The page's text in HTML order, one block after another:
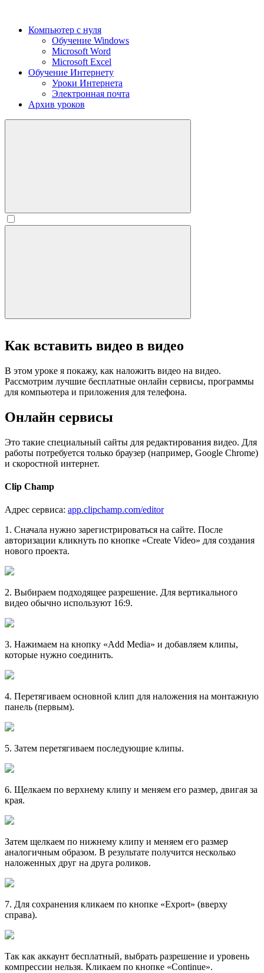
Компьютер с нуля
Обучение Windows
Microsoft Word
Microsoft Excel
Обучение Интернету
Уроки Интернета
Электронная почта
Архив уроков
Как вставить видео в видео
В этом уроке я покажу, как наложить видео на видео.
Рассмотрим лучшие бесплатные онлайн сервисы, программы
для компьютера и приложения для телефона.
Онлайн сервисы
Это такие специальный сайты для редактирования видео. Для
работы потребуется только браузер (например, Google Chrome)
и скоростной интернет.
Clip Champ
Адрес сервиса: app.clipchamp.com/editor
1 . Сначала нужно зарегистрироваться на сайте. После
авторизации кликнуть по кнопке «Create Video» для создания
нового проекта.
2. Выбираем подходящее разрешение. Для вертикального
видео обычно используют 16:9.
3. Нажимаем на кнопку «Add Media» и добавляем клипы,
которые нужно соединить.
4. Перетягиваем основной клип для наложения на монтажную
панель (первым).
5. Затем перетягиваем последующие клипы.
6. Щелкаем по верхнему клипу и меняем его размер, двигая за
края.
Затем щелкаем по нижнему клипу и меняем его размер
аналогичным образом. В результате получится несколько
наложенных друг на друга роликов.
7. Для сохранения кликаем по кнопке «Export» (вверху
справа).
Так как аккаунт бесплатный, выбрать разрешение и уровень
компрессии нельзя. Кликаем по кнопке «Continue».